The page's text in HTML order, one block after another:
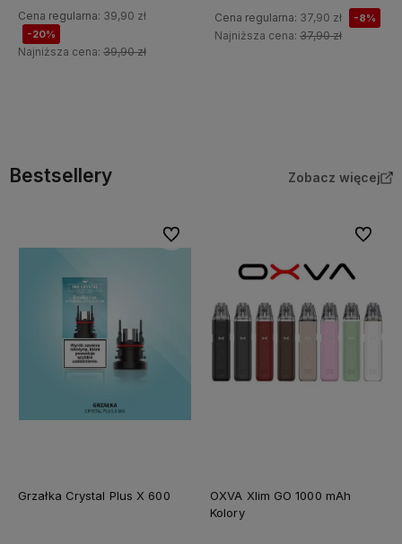
Cena regularna: 39,90 zł
-20%
Najniższa cena: 39,90 zł
Cena regularna: 37,90 zł -8%
Najniższa cena: 37,90 zł
Bestsellery Zobacz więcej
Grzałka Crystal Plus X 600
Do ulubionych
OXVA Xlim GO 1000 mAh
Kolory
Do